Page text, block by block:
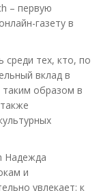
– первую
газету в
среди тех, кто, по
вклад в
образом в
Надежда
и
увлекает: к